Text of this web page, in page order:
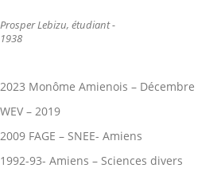
Prosper Lebizu, étudiant -
1938
2023 Monôme Amienois – Décembre
WEV – 2019
2009 FAGE – SNEE- Amiens
1992-93- Amiens – Sciences divers